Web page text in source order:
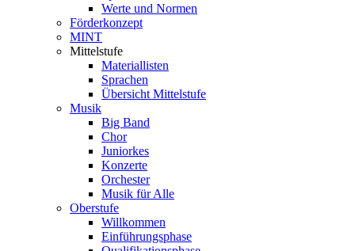
Werte und Normen
Förderkonzept
MINT
Mittelstufe
Materiallisten
Sprachen
Übersicht Mittelstufe
Musik
Big Band
Chor
Juniorkes
Konzerte
Orchester
Musik für Alle
Oberstufe
Willkommen
Einführungsphase